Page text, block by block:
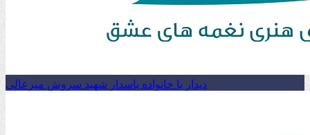
دیدار با خانواده پاسدار شهید سروش میرعالی